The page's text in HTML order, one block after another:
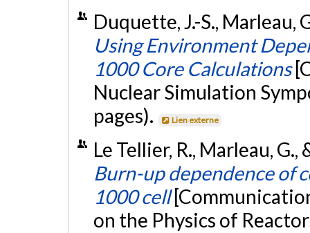
Duquette, J.-S., Marleau,
Using Environment
1000 Core Calculations
Nuclear Simulation
pages).
Lien externe
Le Tellier, R., Marleau,
Burn-up dependence of
1000 cell
on the Physics of